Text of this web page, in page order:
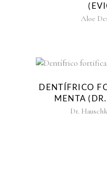
Aloe
DENTÍFRICO
MENTA
Dr.